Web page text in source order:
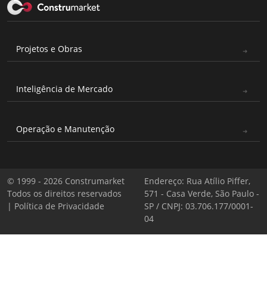
Projetos e Obras
Inteligência de Mercado
Operação e Manutenção
© 1999 - 2026 Construmarket
Todos os direitos reservados
| Política de Privacidade
Endereço: Rua Atílio Piffer,
571 - Casa Verde, São Paulo -
SP / CNPJ: 03.706.177/0001-
04